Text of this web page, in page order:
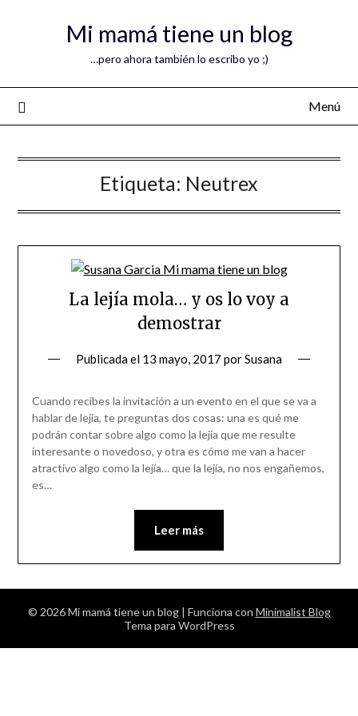
Mi mamá tiene un blog
…pero ahora también lo escribo yo ;)
Menú
Etiqueta: Neutrex
La lejía mola… y os lo voy a
demostrar
Publicada el 13 mayo, 2017 porSusana
Cuando recibes la invitación a un evento en el que se va a
hablar de lejía, te preguntas dos cosas: una es qué me
podrán contar sobre algo como la lejía que me resulte
interesante o novedoso, y otra es cómo me van a hacer
atractivo algo como la lejía… que la lejía, no nos engañemos,
es…
Leer más
© 2026 Mi mamá tiene un blog | Funciona con Minimalist Blog
Tema para WordPress